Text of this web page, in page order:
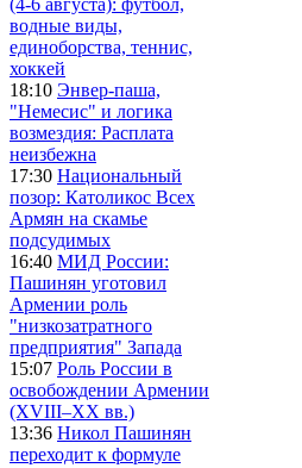
водные виды,
единоборства, теннис,
хоккей
18:10 Энвер-паша,
"Немесис" и логика
возмездия: Расплата
неизбежна
17:30 Национальный
позор: Католикос Всех
Армян на скамье
подсудимых
16:40 МИД России:
Пашинян уготовил
Армении роль
"низкозатратного
предприятия" Запада
15:07 Роль России в
освобождении Армении
(XVIII–XX вв.)
13:36 Никол Пашинян
переходит к формуле